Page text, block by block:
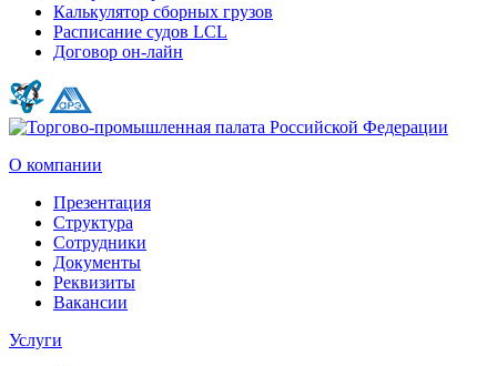
Калькулятор сборных грузов
Расписание судов LCL
Договор он-лайн
О компании
Презентация
Структура
Сотрудники
Документы
Реквизиты
Вакансии
Услуги